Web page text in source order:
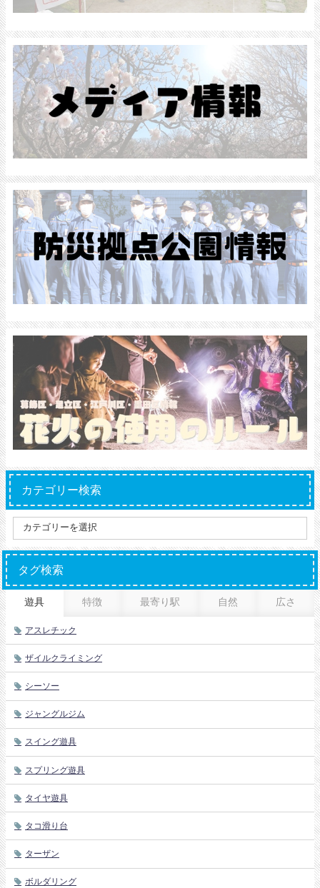
カテゴリー検索
タグ検索
遊具 特徴 最寄り駅 自然 広さ
アスレチック
ザイルクライミング
シーソー
ジャングルジム
スイング遊具
スプリング遊具
タイヤ遊具
タコ滑り台
ターザン
ボルダリング